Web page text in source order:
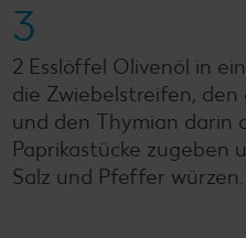
3
2 Esslöffel Olivenöl in
die Zwiebelstreifen,
und den Thymian darin
Paprikastücke zugeben
Salz und Pfeffer würzen.